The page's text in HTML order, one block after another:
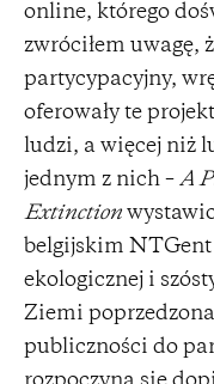
online, którego
zwróciłem uwagę,
partycypacyjny,
oferowały te
ludzi, a więcej niż
jednym z nich – A
Extinction
belgijskim NTGent
ekologicznej i
Ziemi
publiczności do